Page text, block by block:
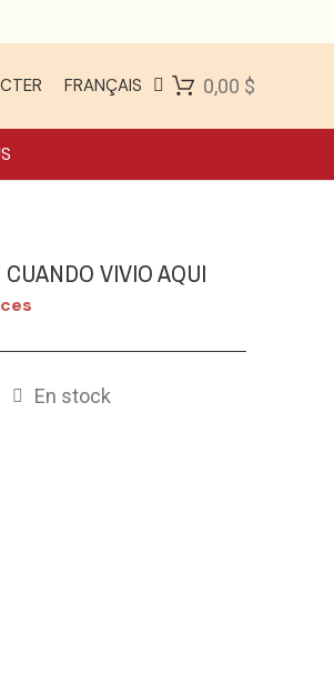
FRANÇAIS 0,00 $
VIVIO AQUI
En stock